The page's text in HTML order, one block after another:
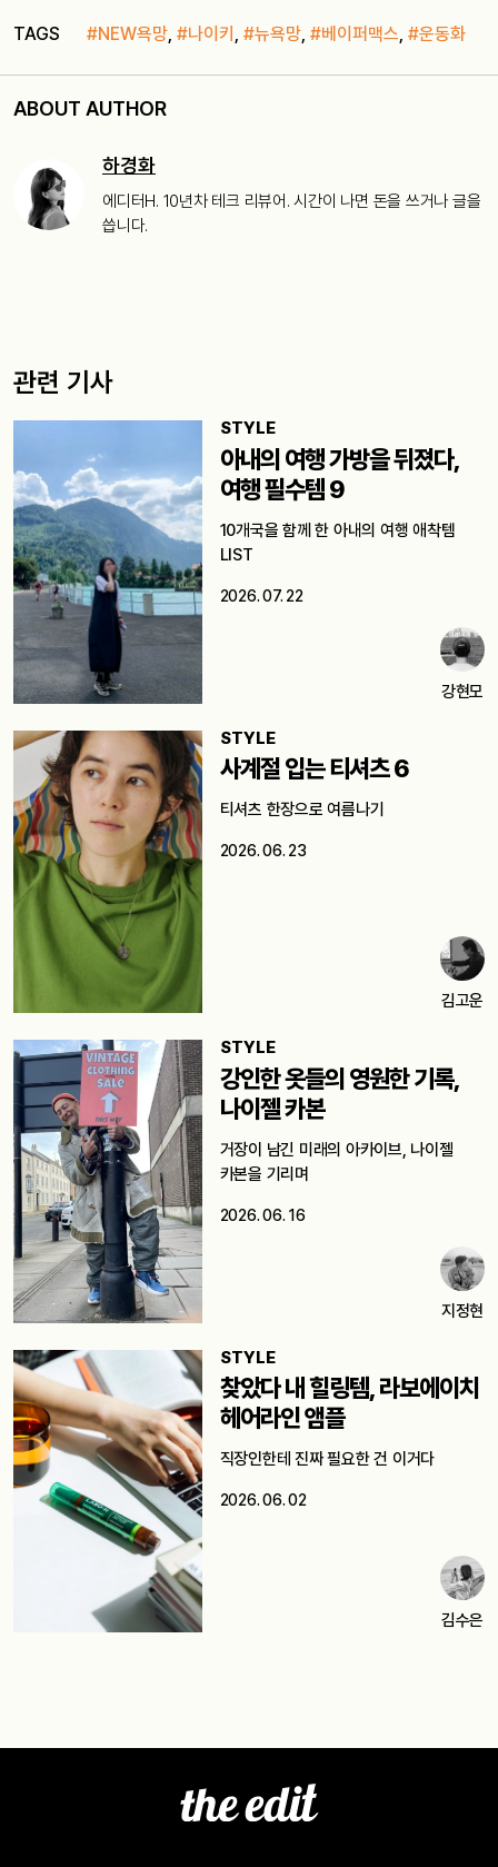
TAGS #NEW욕망, #나이키 , #뉴욕망, #베이퍼맥스, #운동화
ABOUT AUTHOR
하경화
에디터H. 10년차 테크 리뷰어. 시간이 나면 돈을 쓰거나 글을
씁니다.
관련 기사
STYLE
아내의 여행 가방을 뒤졌다,
여행 필수템 9
10개국을 함께 한 아내의 여행 애착템
LIST
2026. 07. 22
강현모
STYLE
사계절 입는 티셔츠 6
티셔츠 한장으로 여름나기
2026. 06. 23
김고운
STYLE
강인한 옷들의 영원한 기록,
나이젤 카본
거장이 남긴 미래의 아카이브, 나이젤
카본을 기리며
2026. 06. 16
지정현
STYLE
찾았다 내 힐링템, 라보에이치
헤어라인 앰플
직장인한테 진짜 필요한 건 이거다
2026. 06. 02
김수은